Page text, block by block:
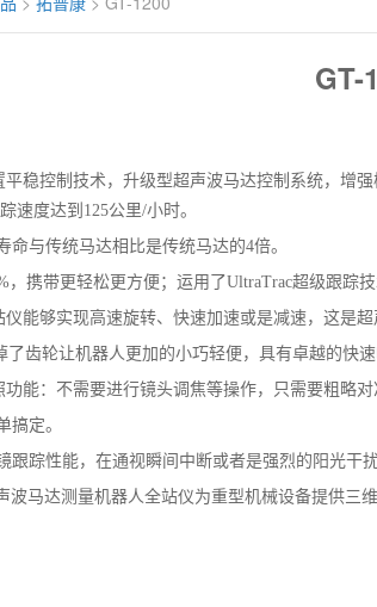
GT-
稳控制技术，升级型超声波马达控制系统，增强
速度达到125公里/小时。
命与传统马达相比是传统马达的4倍。
，携带更轻松更方便；运用了UltraTrac超级跟踪
仪能够实现高速旋转、快速加速或是减速，这是
了齿轮让机器人更加的小巧轻便，具有卓越的快速
功能：不需要进行镜头调焦等操作，只需要粗略
搞定。
跟踪性能，在通视瞬间中断或者是强烈的阳光
波马达测量机器人全站仪为重型机械设备提供